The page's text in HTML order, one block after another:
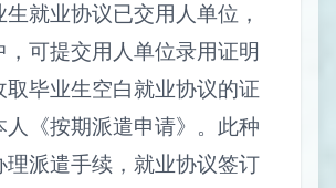
生就业协议已交用人单位，
，可提交用人单位录用证明
取毕业生空白就业协议的证
人《按期派遣申请》。此种
理派遣手续，就业协议签订